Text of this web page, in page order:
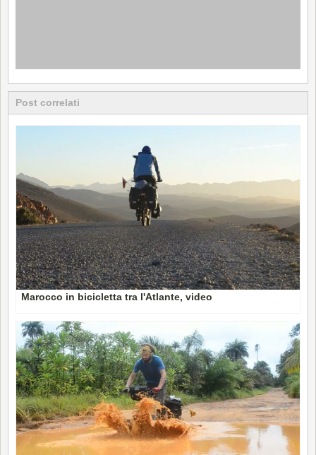
Post correlati
Marocco in bicicletta tra l'Atlante, video